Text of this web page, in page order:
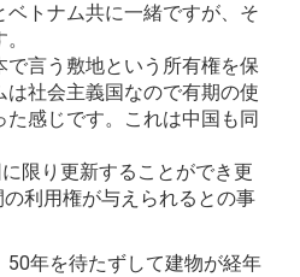
ベトナム共に一緒ですが、そ
言う敷地という所有権を保
社会主義国なので有期の使
感じです。これは中国も同
限り更新することができ更
利用権が与えられるとの事
50年を待たずして建物が経年